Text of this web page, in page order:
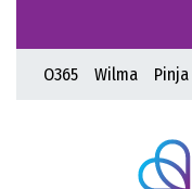
O365 Wilma Pinja